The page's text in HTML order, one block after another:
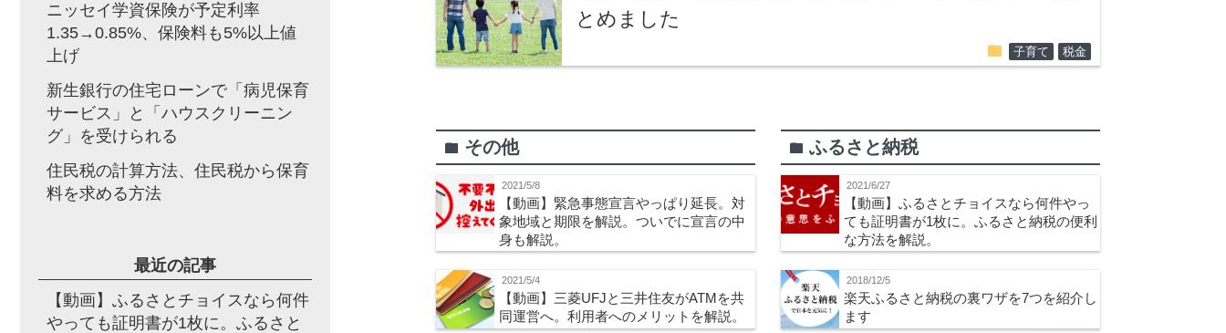
とめました
folder 子育て 税金
folder その他
2021/5/8
【動画】緊急事態宣言やっぱり延長。対
象地域と期限を解説。ついでに宣言の中
身も解説。
2021/5/4
【動画】三菱UFJと三井住友がATMを共
同運営へ。利用者へのメリットを解説。
folder ふるさと納税
2021/6/27
【動画】ふるさとチョイスなら何件やっ
ても証明書が1枚に。ふるさと納税の便利
な方法を解説。
2018/12/5
楽天ふるさと納税の裏ワザを7つを紹介し
ます
ニッセイ学資保険が予定利率
1.35→0.85%、保険料も5%以上値
上げ
新生銀行の住宅ローンで「病児保育
サービス」と「ハウスクリーニン
グ」を受けられる
住民税の計算方法、住民税から保育
料を求める方法
最近の記事
【動画】ふるさとチョイスなら何件
やっても証明書が1枚に。ふるさと